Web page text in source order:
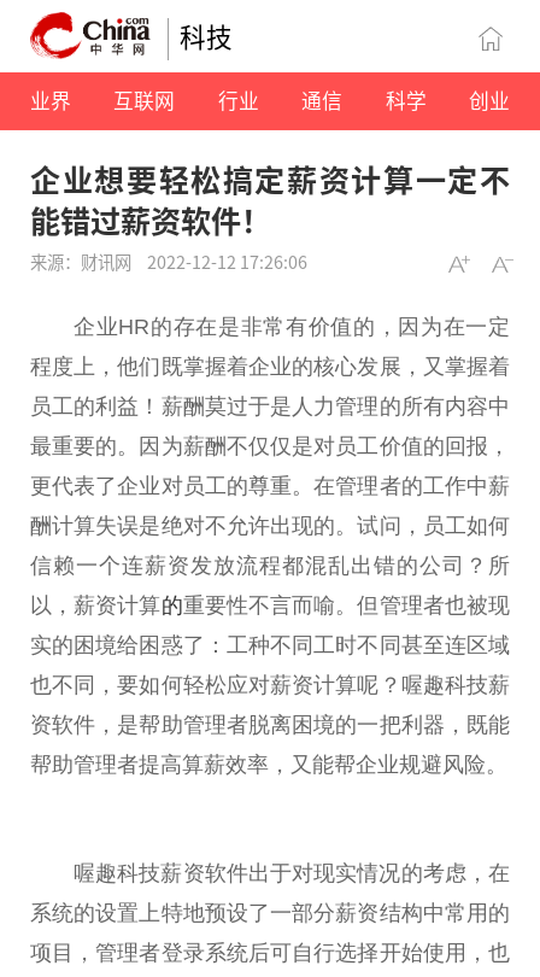
科技
业界 互联网 行业 通信 科学 创业
企业想要轻松搞定薪资计算一定不
能错过薪资软件！
来源：财讯网 2022-12-12 17:26:06
企业HR的存在是非常有价值的，因为在一定
程度上，他们既掌握着企业的核心发展，又掌握着
员工的利益！薪酬莫过于是人力管理的所有内容中
最重要的。因为薪酬不仅仅是对员工价值的回报，
更代表了企业对员工的尊重。在管理者的工作中薪
酬计算失误是绝对不允许出现的。试问，员工如何
信赖一个连薪资发放流程都混乱出错的公司？所
以，薪资计算的重要性不言而喻。但管理者也被现
实的困境给困惑了：工种不同工时不同甚至连区域
也不同，要如何轻松应对薪资计算呢？喔趣科技薪
资软件，是帮助管理者脱离困境的一把利器，既能
帮助管理者提高算薪效率，又能帮企业规避风险。
喔趣科技薪资软件出于对现实情况的考虑，在
系统的设置上特地预设了一部分薪资结构中常用的
项目，管理者登录系统后可自行选择开始使用，也